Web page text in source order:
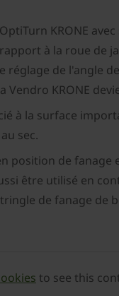
KRONE
à la roue de
réglage de l'angle
Vendro KRONE
à la surface
sec.
position de
être utilisé en
de fanage de
to see this